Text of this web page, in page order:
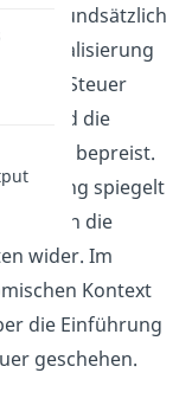
Grundsätzlich
Internalisierung
eine Steuer
wird die
bepreist.
Lösung spiegelt
dann die
wider. Im
Kontext
die Einführung
geschehen.